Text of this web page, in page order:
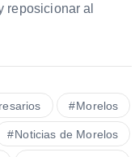
reposicionar al
Morelos
Noticias de Morelos